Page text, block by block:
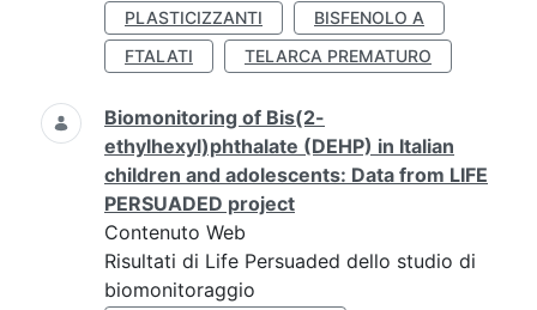
PLASTICIZZANTI
BISFENOLO A
FTALATI
TELARCA PREMATURO
Biomonitoring of Bis(2-
ethylhexyl)phthalate (DEHP) in Italian
children and adolescents: Data from LIFE
PERSUADED project
Contenuto Web
Risultati di Life Persuaded dello studio di
biomonitoraggio